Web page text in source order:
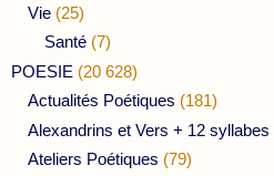
Vie (25)
Santé (7)
POESIE (20 628)
Actualités Poétiques (181)
Alexandrins et Vers + 12 syllabes
Ateliers Poétiques (79)